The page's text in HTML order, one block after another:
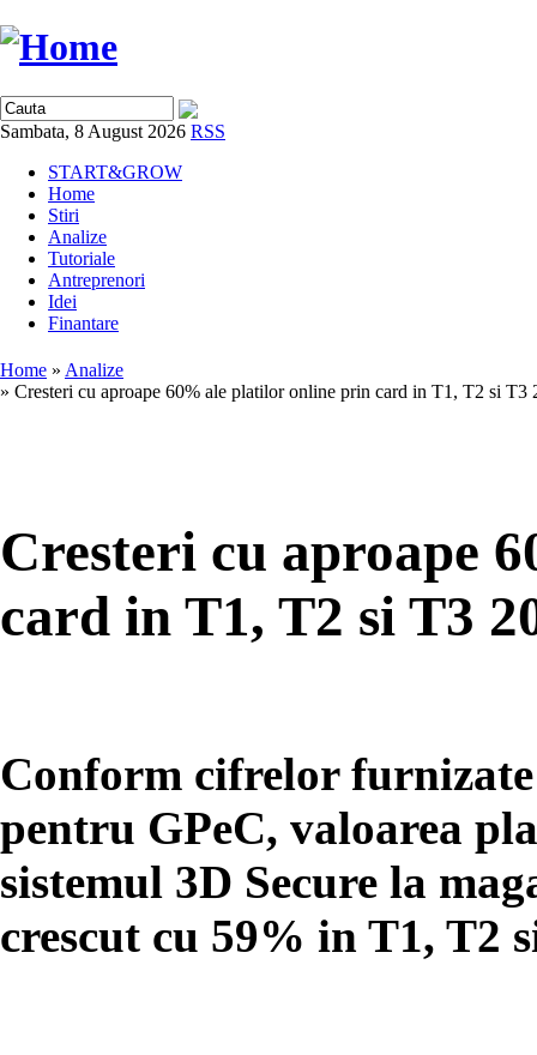
Sambata, 8 August 2026 RSS
START&GROW
Home
Stiri
Analize
Tutoriale
Antreprenori
Idei
Finantare
Home » Analize
» Cresteri cu aproape 60% ale platilor online prin card in T1, T2 si T3
Cresteri cu aproape
card in T1, T2 si T3
Conform cifrelor
pentru GPeC, valoarea
sistemul 3D Secure la
crescut cu 59% in T1, T2